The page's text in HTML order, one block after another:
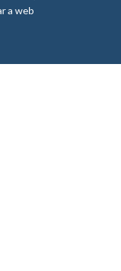
a web